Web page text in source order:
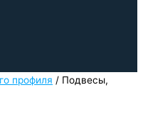
профиля / Подвесы,